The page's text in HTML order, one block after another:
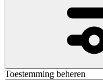
Toestemming beheren